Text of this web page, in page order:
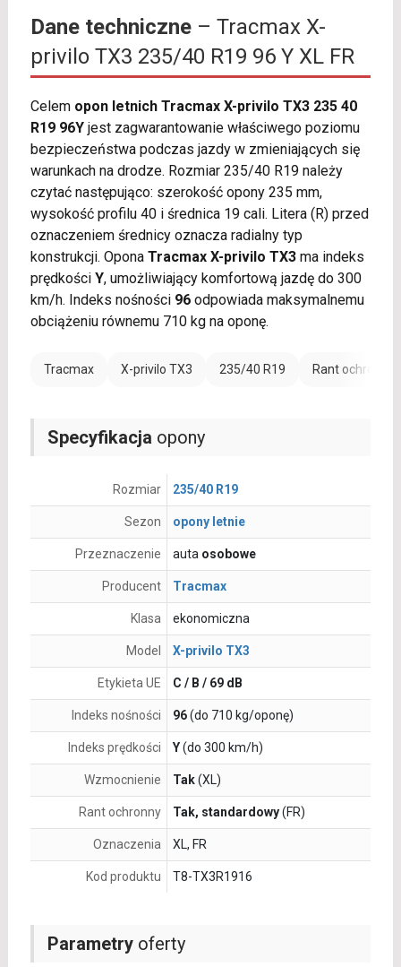
Dane techniczne– Tracmax X-
privilo TX3 235/40 R19 96 Y XL FR
Celem opon letnich Tracmax X-privilo TX3 235 40
R19 96Yjest zagwarantowanie właściwego poziomu
bezpieczeństwa podczas jazdy w zmieniających się
warunkach na drodze. Rozmiar 235/40 R19 należy
czytać następująco: szerokość opony 235 mm,
wysokość profilu 40 i średnica 19 cali. Litera (R) przed
oznaczeniem średnicy oznacza radialny typ
konstrukcji. Opona Tracmax X-privilo TX3ma indeks
prędkości Y, umożliwiający komfortową jazdę do 300
km/h. Indeks nośności 96odpowiada maksymalnemu
obciążeniu równemu 710 kg na oponę.
Tracmax X-privilo TX3 235/40 R19 Rant ochronny
Parametryoferty
Specyfikacja opony
Rozmiar 235/40 R19
Sezon opony letnie
Przeznaczenie auta osobowe
Producent Tracmax
Klasa ekonomiczna
Model X-privilo TX3
Etykieta UE C / B / 69 dB
Indeks nośności 96(do 710 kg/oponę)
Indeks prędkości Y(do 300 km/h)
Wzmocnienie Tak(XL)
Rant ochronny Tak, standardowy(FR)
Oznaczenia XL, FR
Kod produktu T8-TX3R1916